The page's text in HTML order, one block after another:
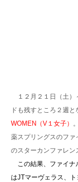
１２月２１日（土）
ドも残すところ２週と
WOMEN（V１女子）
薬スプリングスのフ
のスターカンファレン
この結果、ファイナ
はJTマーヴェラス、